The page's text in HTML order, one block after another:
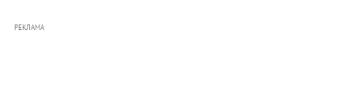
РЕКЛАМА